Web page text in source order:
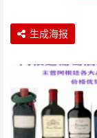
生成海报